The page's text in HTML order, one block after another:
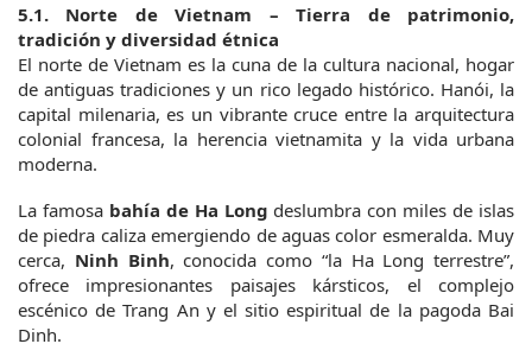
5.1. Norte de Vietnam – Tierra de patrimonio,
tradición y diversidad étnica
El norte de Vietnam es la cuna de la cultura nacional, hogar
de antiguas tradiciones y un rico legado histórico. Hanói, la
capital milenaria, es un vibrante cruce entre la arquitectura
colonial francesa, la herencia vietnamita y la vida urbana
moderna.
La famosa bahía de Ha Long deslumbra con miles de islas
de piedra caliza emergiendo de aguas color esmeralda. Muy
cerca, Ninh Binh, conocida como “la Ha Long terrestre”,
ofrece impresionantes paisajes kársticos, el complejo
escénico de Trang An y el sitio espiritual de la pagoda Bai
Dinh.